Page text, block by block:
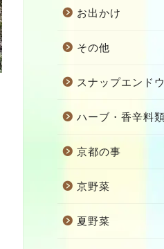
お出かけ
その他
スナップエンドウ
ハーブ・香辛料類
京都の事
京野菜
夏野菜